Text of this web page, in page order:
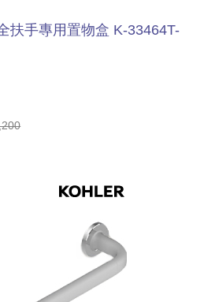
扶手專用置物盒 K-33464T-